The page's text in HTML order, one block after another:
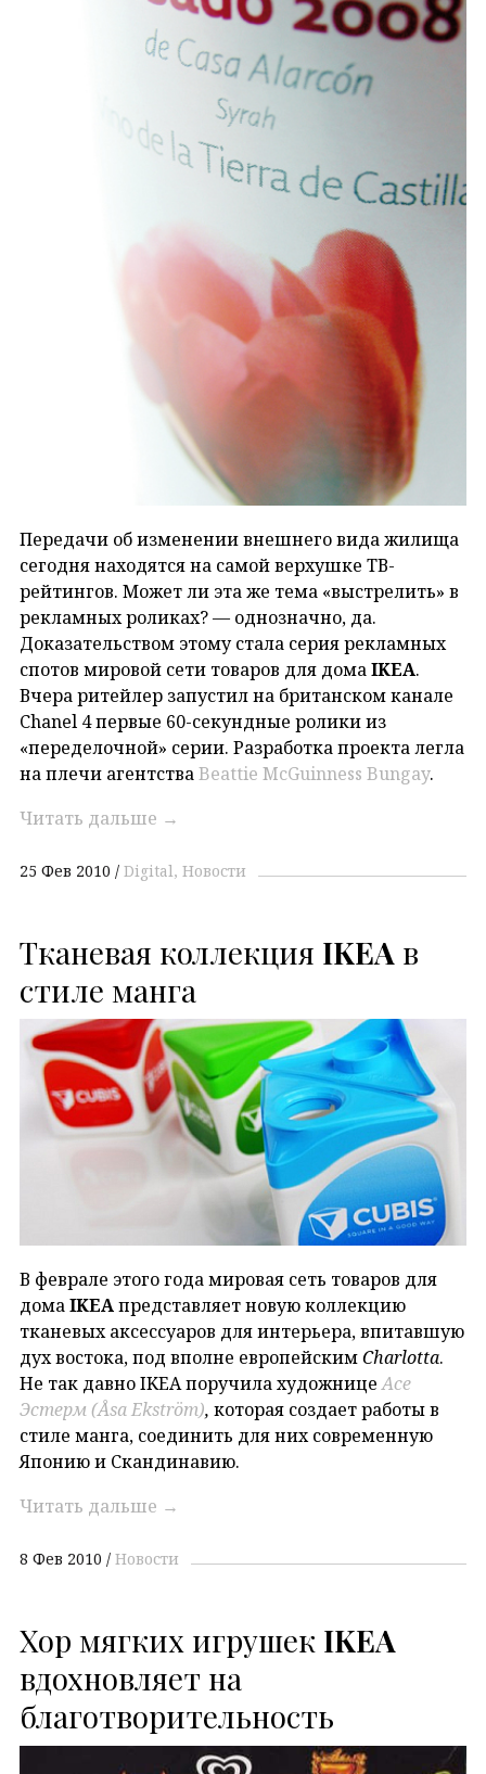
Передачи об изменении внешнего вида жилища
сегодня находятся на самой верхушке ТВ-
рейтингов. Может ли эта же тема «выстрелить» в
рекламных роликах? — однозначно, да.
Доказательством этому стала серия рекламных
спотов мировой сети товаров для дома IKEA.
Вчера ритейлер запустил на британском канале
Chanel 4 первые 60-секундные ролики из
«переделочной» серии. Разработка проекта легла
на плечи агентства Beattie McGuinness Bungay.
Читать дальше →
25 Фев 2010 Digital Новости
Тканевая коллекция IKEA в
стиле манга
В феврале этого года мировая сеть товаров для
домаIKEAпредставляет новую коллекцию
тканевых аксессуаров для интерьера, впитавшую
дух востока, под вполне европейскимCharlotta.
Не так давно IKEA поручила художницеАсе
Эстерм (Åsa Ekström), которая создает работы в
стиле манга, соединить для них современную
Японию и Скандинавию.
Читать дальше →
8 Фев 2010 Новости
Хор мягких игрушек IKEA
вдохновляет на
благотворительность